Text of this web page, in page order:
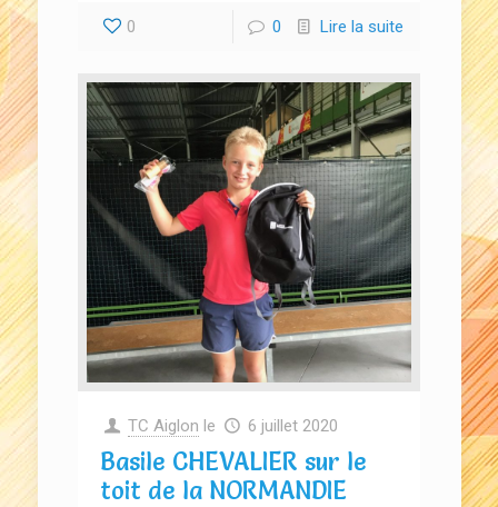
0 0 Lire la suite
TC Aiglon le 6 juillet 2020
Basile CHEVALIER sur le
toit de la NORMANDIE